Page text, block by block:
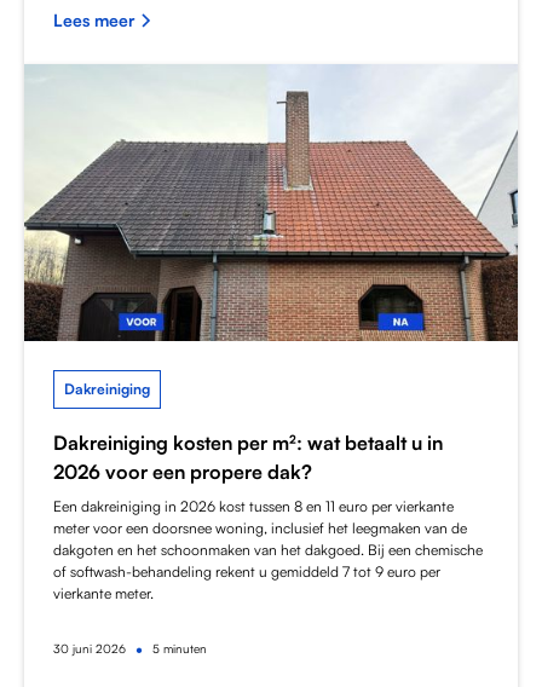
Lees meer
Dakreiniging
Dakreiniging kosten per m²: wat betaalt u in
2026 voor een propere dak?
Een dakreiniging in 2026 kost tussen 8 en 11 euro per vierkante
meter voor een doorsnee woning, inclusief het leegmaken van de
dakgoten en het schoonmaken van het dakgoed. Bij een chemische
of softwash-behandeling rekent u gemiddeld 7 tot 9 euro per
vierkante meter.
30 juni 2026 • 5 minuten